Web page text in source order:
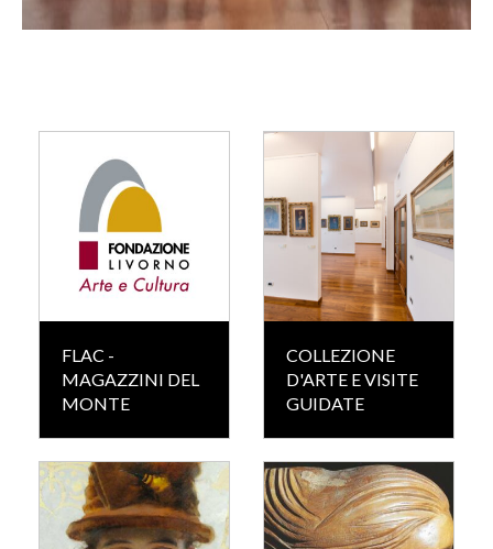
FLAC -
MAGAZZINI DEL
MONTE
COLLEZIONE
D'ARTE E VISITE
GUIDATE